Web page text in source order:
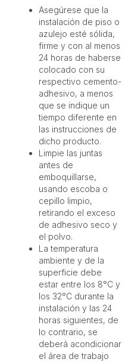
Asegúrese que la
instalación de piso o
azulejo esté sólida,
firme y con al menos
24 horas de haberse
colocado con su
respectivo cemento-
adhesivo, a menos
que se indique un
tiempo diferente en
las instrucciones de
dicho producto.
Limpie las juntas
antes de
emboquillarse,
usando escoba o
cepillo limpio,
retirando el exceso
de adhesivo seco y
el polvo.
La temperatura
ambiente y de la
superficie debe
estar entre los 8°C y
los 32°C durante la
instalación y las 24
horas siguientes, de
lo contrario, se
deberá acondicionar
el área de trabajo